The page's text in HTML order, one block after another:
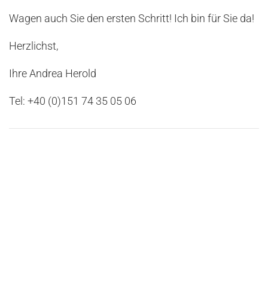
Wagen auch Sie den ersten Schritt! Ich bin für Sie da!
Herzlichst,
Ihre Andrea Herold
Tel: +40 (0)151 74 35 05 06